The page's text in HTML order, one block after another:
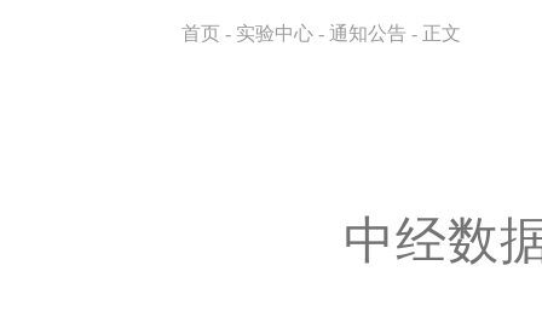
首页 - 实验中心 - 通知公告 - 正文
中经数